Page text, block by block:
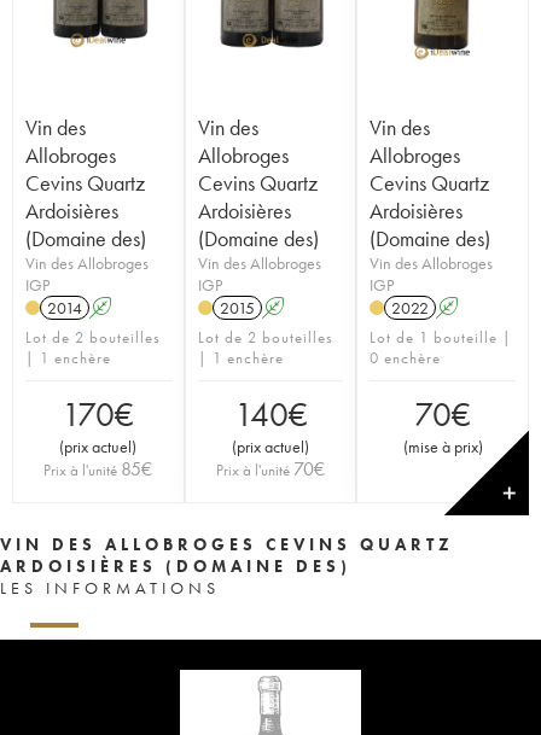
Vin des
Allobroges
Cevins Quartz
Ardoisières
(Domaine des)
Vin des Allobroges
IGP
2014 A
Lot de 2 bouteilles
| 1 enchère
170€
(prix actuel)
Prix à l'unité 85€
Vin des
Allobroges
Cevins Quartz
Ardoisières
(Domaine des)
Vin des Allobroges
IGP
2015 A
Lot de 2 bouteilles
| 1 enchère
140€
(prix actuel)
Prix à l'unité 70€
Vin des
Allobroges
Cevins Quartz
Ardoisières
(Domaine des)
Vin des Allobroges
IGP
2022 A
Lot de 1 bouteille |
0 enchère
70€
(mise à prix)
✕
VIN DES ALLOBROGES CEVINS QUARTZ
ARDOISIÈRES (DOMAINE DES)
LES INFORMATIONS